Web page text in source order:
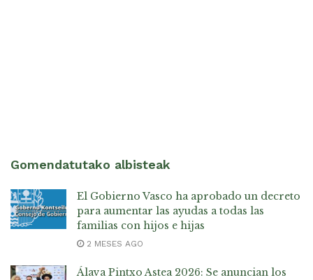
Gomendatutako albisteak
El Gobierno Vasco ha aprobado un decreto
para aumentar las ayudas a todas las
familias con hijos e hijas
2 MESES AGO
Álava Pintxo Astea 2026: Se anuncian los